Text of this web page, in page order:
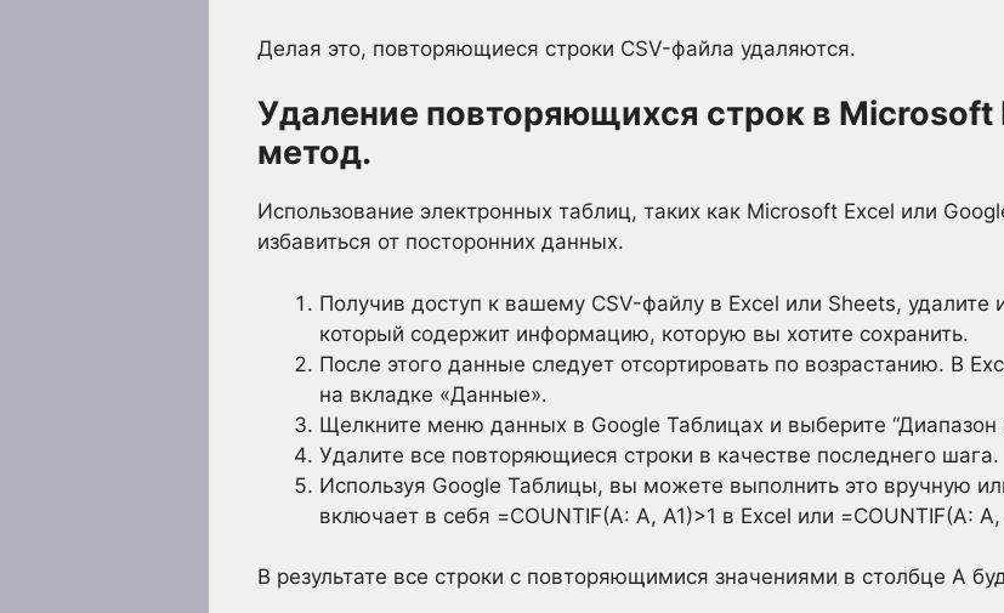
Делая это, повторяющиеся строки CSV-файла удаляются.
Удаление повторяющихся строк в Microsoft
метод.
Использование электронных таблиц, таких как Microsoft Excel или
избавиться от посторонних данных.
Получив доступ к вашему CSV-файлу в Excel или Sheets, удалите
который содержит информацию, которую вы хотите сохранить.
После этого данные следует отсортировать по возрастанию. В
на вкладке «Данные».
Щелкните меню данных в Google Таблицах и выберите “Диапазон
Удалите все повторяющиеся строки в качестве последнего шага.
Используя Google Таблицы, вы можете выполнить это вручную
включает в себя =COUNTIF(A: A, A1)>1 в Excel или =COUNTIF(A:
В результате все строки с повторяющимися значениями в столбце A